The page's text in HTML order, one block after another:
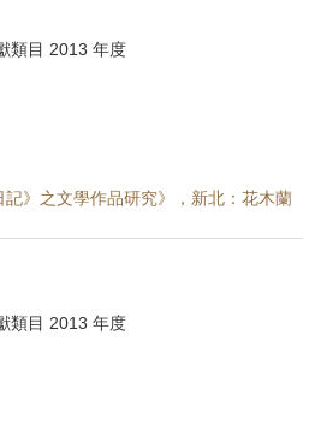
類目 2013 年度
記》之文學作品研究》，新北：花木蘭
類目 2013 年度